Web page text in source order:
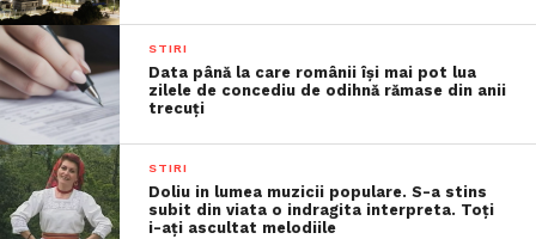
STIRI
Data până la care românii îşi mai pot lua
zilele de concediu de odihnă rămase din anii
trecuţi
STIRI
Doliu in lumea muzicii populare. S-a stins
subit din viata o indragita interpreta. Toți
i-ați ascultat melodiile